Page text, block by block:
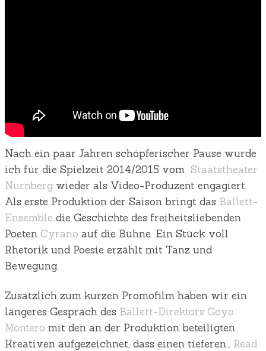
Nach ein paar Jahren schöpferischer Pause wurde
ich für die Spielzeit 2014/2015 vom Staatstheater
Nürnbergwieder als Video-Produzent engagiert.
Als erste Produktion der Saison bringt das Ballett-
Ensemble die Geschichte des freiheitsliebenden
Poeten Cyrano auf die Bühne. Ein Stück voll
Rhetorik und Poesie erzählt mit Tanz und
Bewegung.
Zusätzlich zum kurzen Promofilm haben wir ein
längeres Gespräch des Ballett-Direktors Goyo
Montero mit den an der Produktion beteiligten
Kreativen aufgezeichnet, dass einen tieferen… Read